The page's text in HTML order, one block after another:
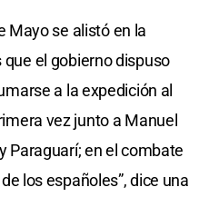
Mayo se alistó en la
el gobierno dispuso
a la expedición al
vez junto a Manuel
Paraguarí; en el combate
los españoles”, dice una